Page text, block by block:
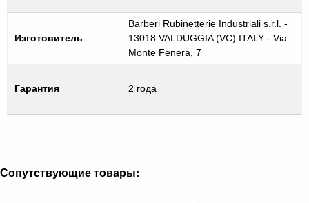
Изготовитель
Barberi Rubinetterie Industriali s.r.l. -
13018 VALDUGGIA (VC) ITALY - Via
Monte Fenera, 7
Гарантия 2 года
Сопутствующие товары: